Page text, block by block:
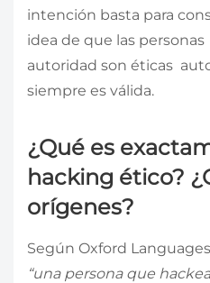
intención basta para
idea de que las
autoridad son éticas
siempre es válida.
¿Qué es
hacking ético?
orígenes?
Según Oxford
“una persona que